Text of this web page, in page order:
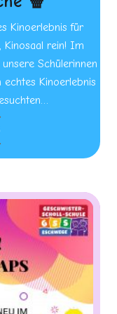
Kinoerlebnis für
Kinosaal rein! Im
Schülerinnen
Kinoerlebnis